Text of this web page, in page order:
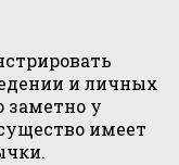
и личных
заметно у
имеет